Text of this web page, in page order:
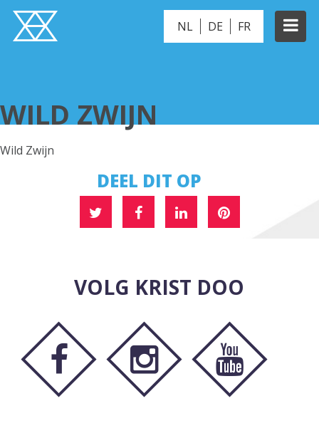
NL DE FR
WILD ZWIJN
Wild Zwijn
DEEL DIT OP
VOLG KRIST DOO